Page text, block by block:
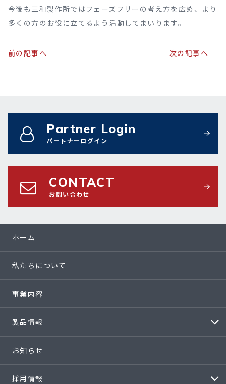
今後も三和製作所ではフェーズフリーの考え方を広め、より
多くの方のお役に立てるよう活動してまいります。
前の記事へ 次の記事へ
Partner Login
パートナーログイン
CONTACT
お問い合わせ
ホーム
私たちについて
事業内容
製品情報
お知らせ
採用情報